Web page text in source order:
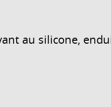
au silicone,